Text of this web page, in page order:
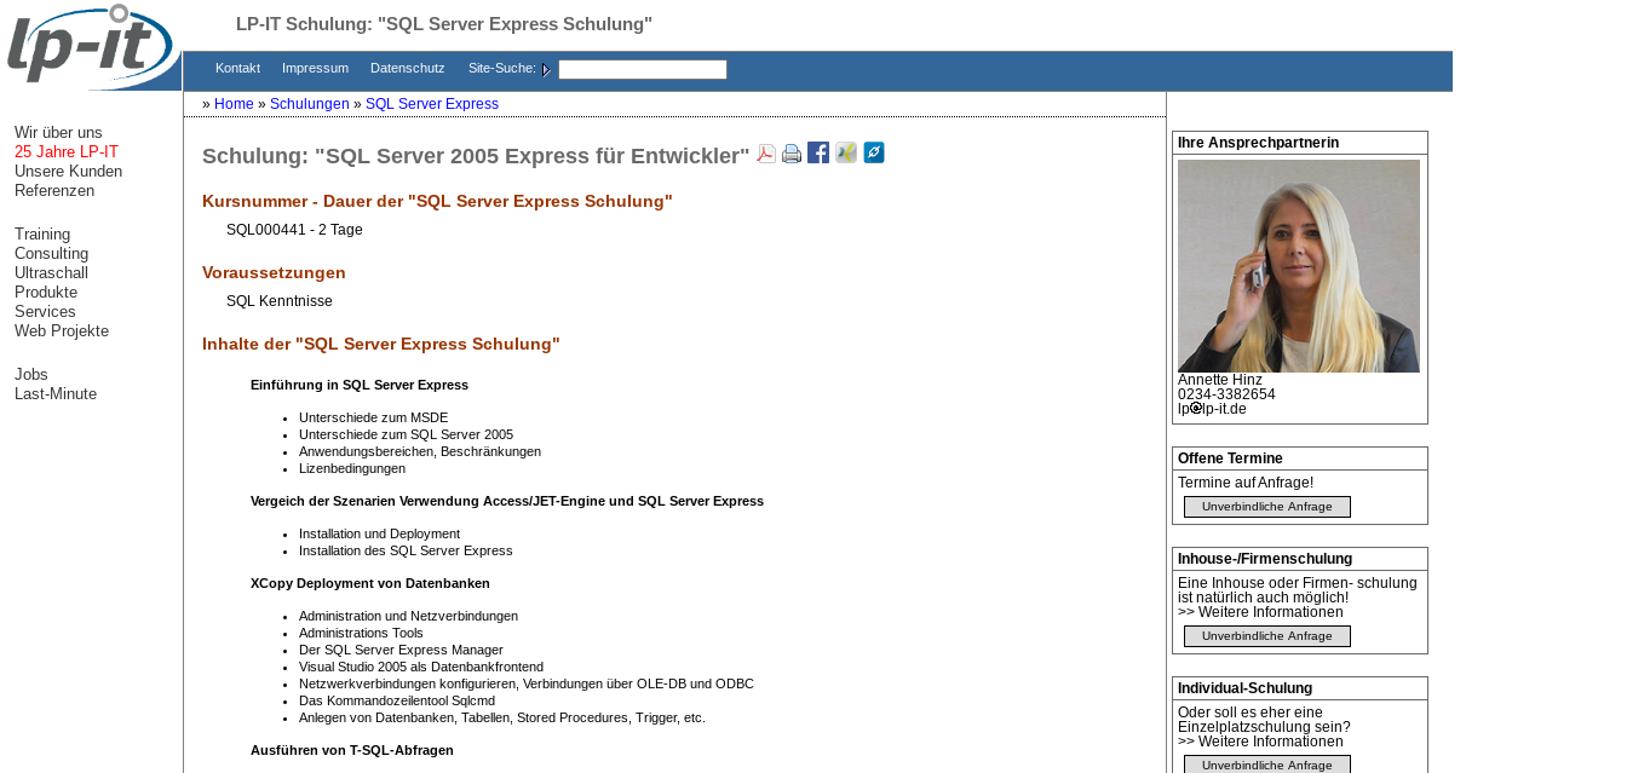
LP-IT Schulung: "SQL Server Express Schulung"
Kontakt Impressum Datenschutz Site-Suche:
» Home » Schulungen » SQL Server Express
Schulung: "SQL Server 2005 Express für Entwickler"
Kursnummer - Dauer der "SQL Server Express Schulung"
SQL000441 - 2 Tage
Voraussetzungen
SQL Kenntnisse
Inhalte der "SQL Server Express Schulung"
Einführung in SQL Server Express
Unterschiede zum MSDE
Unterschiede zum SQL Server 2005
Anwendungsbereichen, Beschränkungen
Lizenbedingungen
Vergeich der Szenarien Verwendung Access/JET-Engine und SQL Server Express
Installation und Deployment
Installation des SQL Server Express
XCopy Deployment von Datenbanken
Administration und Netzverbindungen
Administrations Tools
Der SQL Server Express Manager
Visual Studio 2005 als Datenbankfrontend
Netzwerkverbindungen konfigurieren, Verbindungen über OLE-DB und ODBC
Das Kommandozeilentool Sqlcmd
Anlegen von Datenbanken, Tabellen, Stored Procedures, Trigger, etc.
Ausführen von T-SQL-Abfragen
Ihre Ansprechpartnerin
Annette Hinz
0234-3382654
lp
lp-it.de
Offene Termine
Termine auf Anfrage!
Unverbindliche Anfrage
Inhouse-/Firmenschulung
Eine Inhouse oder Firmen- schulung
ist natürlich auch möglich!
>> Weitere Informationen
Unverbindliche Anfrage
Individual-Schulung
Oder soll es eher eine
Einzelplatzschulung sein?
>> Weitere Informationen
Unverbindliche Anfrage
Wir über uns
25 Jahre LP-IT
Unsere Kunden
Referenzen
Training
Consulting
Ultraschall
Produkte
Services
Web Projekte
Jobs
Last-Minute